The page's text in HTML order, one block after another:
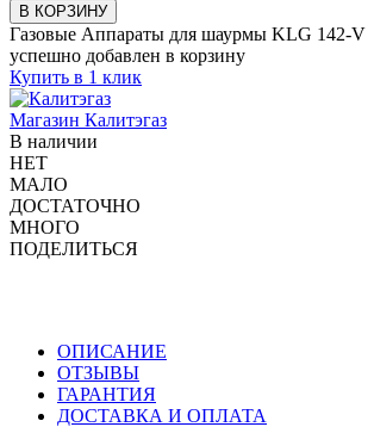
В КОРЗИНУ
Газовые Аппараты для шаурмы KLG 142-V
успешно добавлен в корзину
Купить в 1 клик
Магазин Калитэгаз
В наличии
НЕТ
МАЛО
ДОСТАТОЧНО
МНОГО
ПОДЕЛИТЬСЯ
ОПИСАНИЕ
ОТЗЫВЫ
ГАРАНТИЯ
ДОСТАВКА И ОПЛАТА